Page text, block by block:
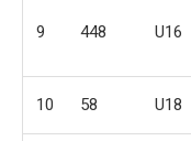
9 448 U16
10 58 U18